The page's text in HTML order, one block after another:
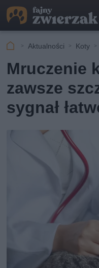
Aktualności Koty
Mruczenie
zawsze
sygnał